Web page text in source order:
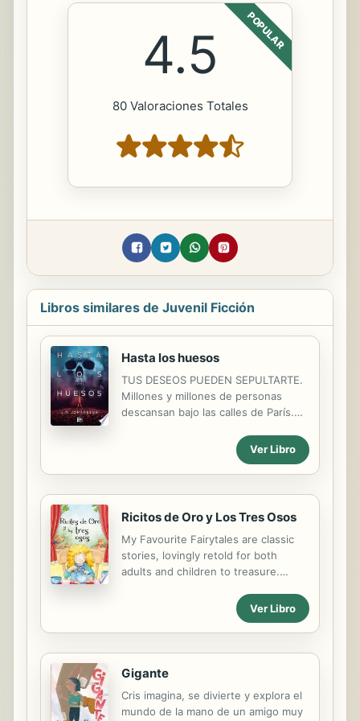
POPULAR
4.5
80 Valoraciones Totales
Libros similares de Juvenil Ficción
Hasta los huesos
TUS DESEOS PUEDEN SEPULTARTE.
Millones y millones de personas
descansan bajo las calles de París.
este viaje, pero una visita a las
Catacumbas con sus amigos está a
punto de volver su vida una
pesadilla. Perdidos, heridos, solos y
atrapados: ¿Serán capaces de
escapar de la Ciudad de la Muerte?
Ver Libro
Ricitos de Oro y Los Tres Osos
My Favourite Fairytales are classic
stories, lovingly retold for both
adults and children to treasure.
illustrated, traditional stories
together over and over again. Also
included are fun activities so you can
relive each exciting adventure after
reading!
Ver Libro
Gigante
Cris imagina, se divierte y explora el
mundo de la mano de un amigo muy